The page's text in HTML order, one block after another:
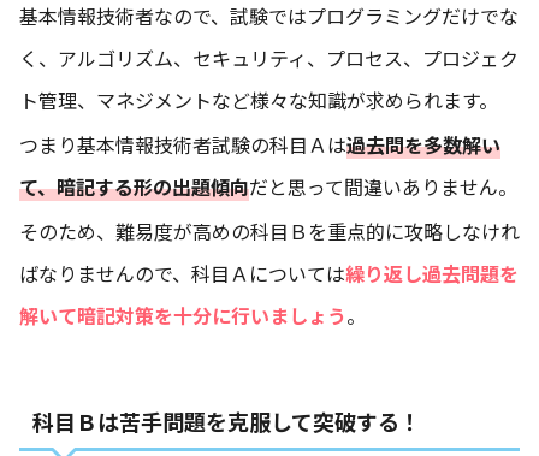
基本情報技術者なので、試験ではプログラミングだけでな
く、アルゴリズム、セキュリティ、プロセス、プロジェク
ト管理、マネジメントなど様々な知識が求められます。
つまり基本情報技術者試験の科目Ａは過去問を多数解い
て、暗記する形の出題傾向だと思って間違いありません。
そのため、難易度が高めの科目Ｂを重点的に攻略しなけれ
ばなりませんので、科目Ａについては繰り返し過去問題を
解いて暗記対策を十分に行いましょう。
科目Ｂは苦手問題を克服して突破する！